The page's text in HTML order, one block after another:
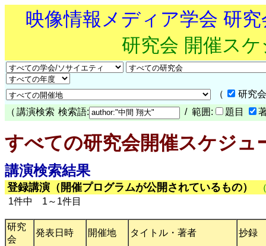
映像情報メディア学会 研
研究会 開催ス
（
研究
（ 講演検索 検索語: / 範囲: 題目
すべての研究会開催スケジュ
講演検索結果
登録講演（開催プログラムが公開されているもの）
1件中 1～1件目
研究
会
発表日時 開催地 タイトル・著者 抄録